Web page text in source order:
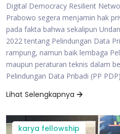
Digital Democracy Resilient
Prabowo segera menjamin hak
pada fakta bahwa sekalipun
2022 tentang Pelindungan Data
rampung, namun baik lembaga
maupun peraturan teknis dalam
Pelindungan Data Pribadi (PP
Lihat Selengkapnya
karya fellowship